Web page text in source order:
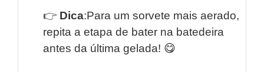
👉 Dica:Para um sorvete mais aerado,
repita a etapa de bater na batedeira
antes da última gelada! 😋